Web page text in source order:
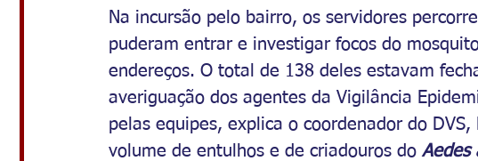
Na incursão pelo bairro, os servidores
puderam entrar e investigar focos do
endereços. O total de 138 deles estavam
averiguação dos agentes da Vigilância
pelas equipes, explica o coordenador do
volume de entulhos e de criadouros do Aedes